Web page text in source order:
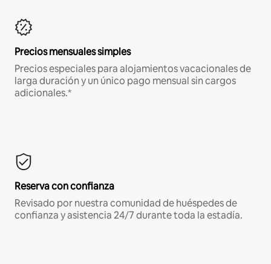
Precios mensuales simples
Precios especiales para alojamientos vacacionales de
larga duración y un único pago mensual sin cargos
adicionales.*
Reserva con confianza
Revisado por nuestra comunidad de huéspedes de
confianza y asistencia 24/7 durante toda la estadía.